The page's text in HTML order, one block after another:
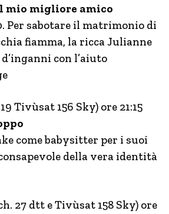
mio migliore amico
Per sabotare il matrimonio di
fiamma, la ricca Julianne
con l’aiuto
Tivùsat 156 Sky) ore 21:15
come babysitter per i suoi
della vera identità
27 dtt e Tivùsat 158 Sky) ore